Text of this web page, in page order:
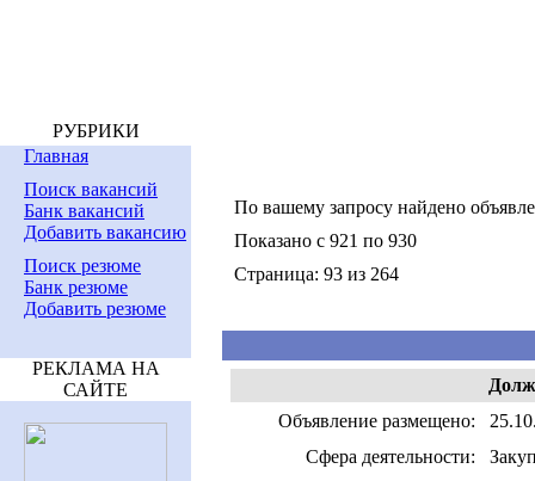
РУБРИКИ
Главная
Поиск вакансий
Банк вакансий
Добавить вакансию
Поиск резюме
Банк резюме
Добавить резюме
РЕКЛАМА НА
САЙТЕ
По вашему запросу найдено
Показано с 921 по 930
Страница: 93 из 264
Объявление размещено:
Сфера деятельности: